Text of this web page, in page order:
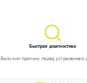
Быстрая диагностика
Выясним причину перед устранением